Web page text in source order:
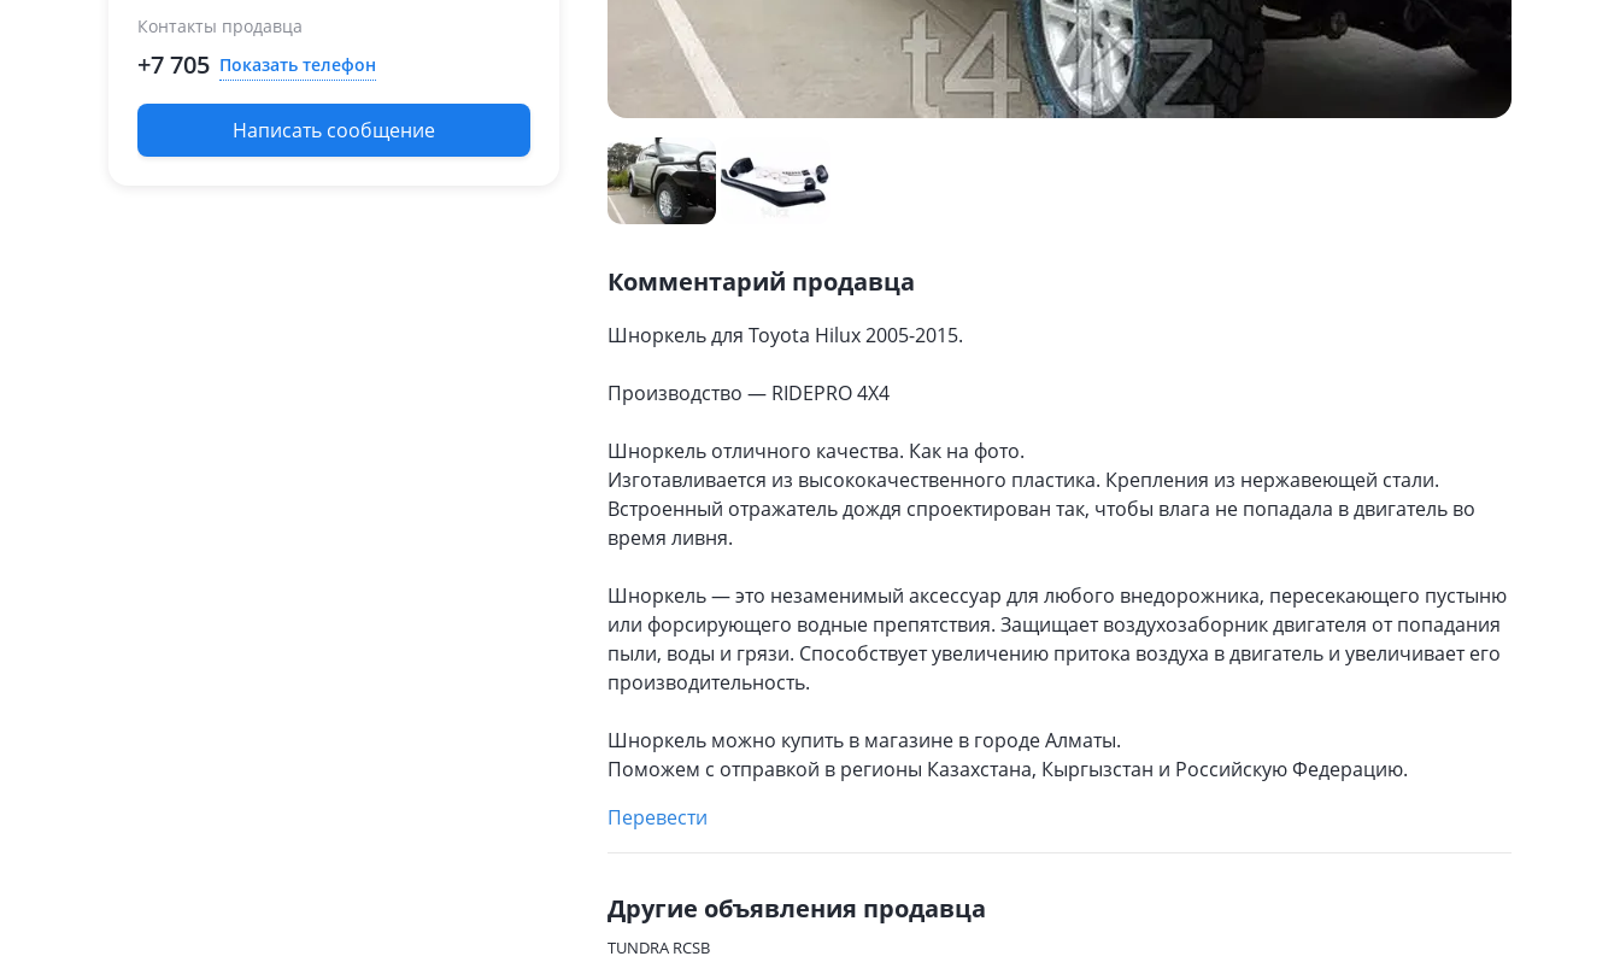
Контакты продавца
+7 705 Показать телефон
Написать сообщение
Комментарий продавца
Шноркель для Toyota Hilux 2005-2015.
Производство — RIDEPRO 4X4
Шноркель отличного качества. Как на фото.
Изготавливается из высококачественного пластика. Крепления из нержавеющей стали.
Встроенный отражатель дождя спроектирован так, чтобы влага не попадала в двигатель во
время ливня.
Шноркель — это незаменимый аксессуар для любого внедорожника, пересекающего пустыню
или форсирующего водные препятствия. Защищает воздухозаборник двигателя от попадания
пыли, воды и грязи. Способствует увеличению притока воздуха в двигатель и увеличивает его
производительность.
Шноркель можно купить в магазине в городе Алматы.
Поможем с отправкой в регионы Казахстана, Кыргызстан и Российскую Федерацию.
Перевести
Другие объявления продавца
TUNDRA RCSB